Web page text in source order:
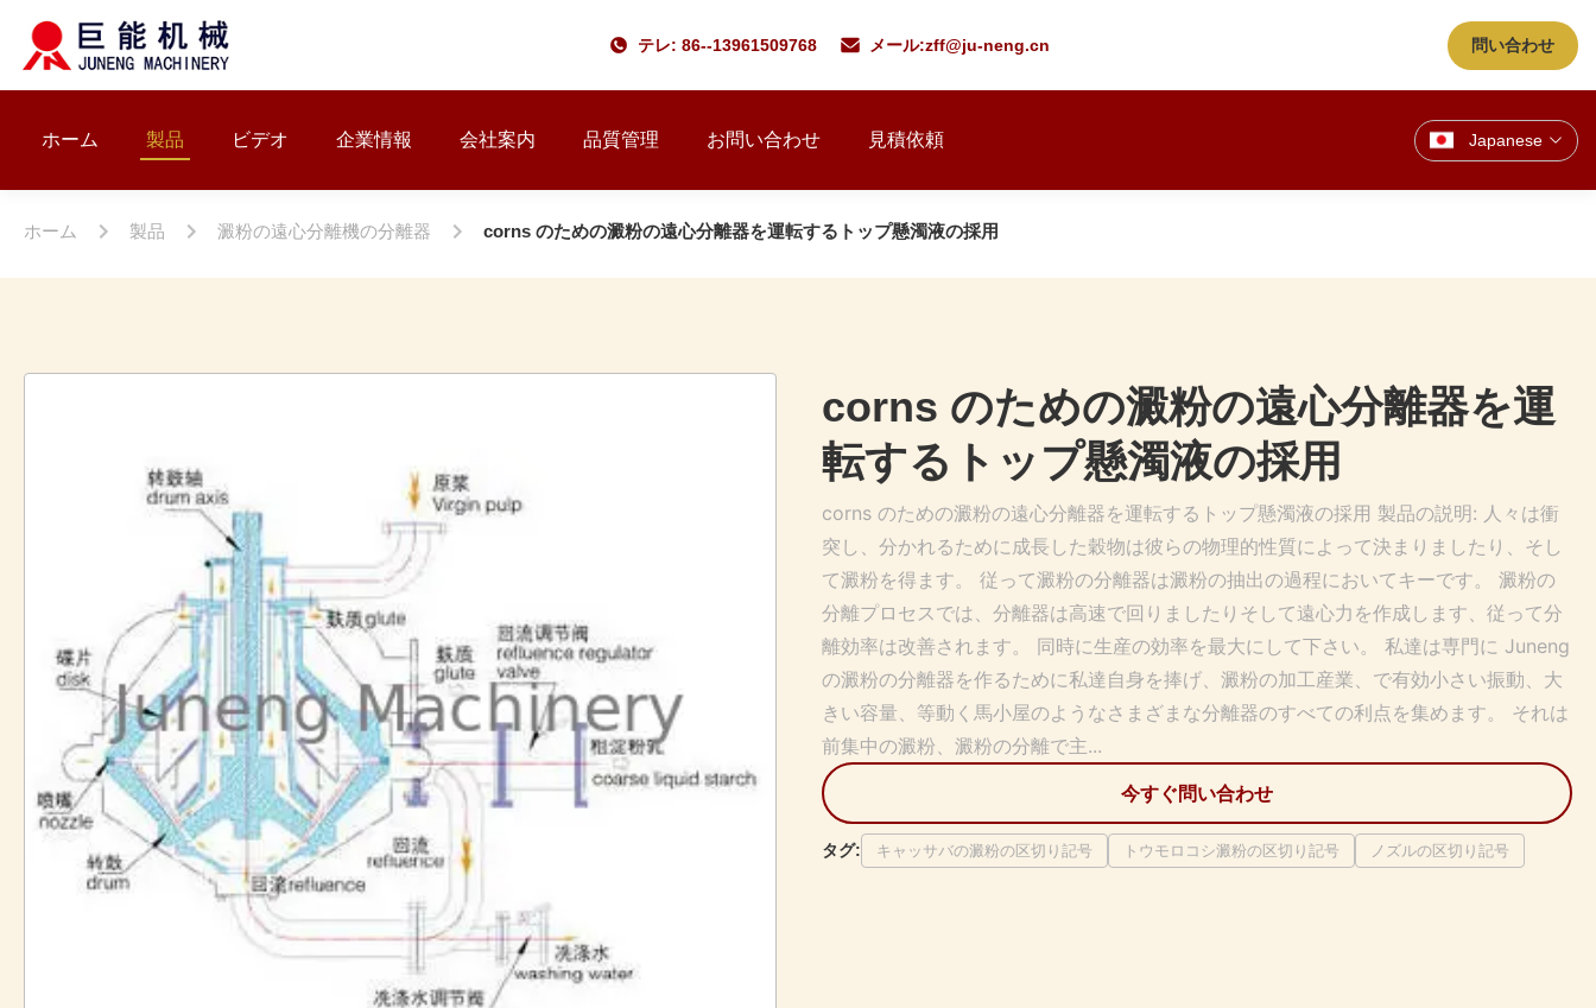
テレ: 86--13961509768 メール:zff@ju-neng.cn 問い合わせ
ホーム 製品 ビデオ 企業情報 会社案内 品質管理 お問い合わせ 見積依頼 Japanese
ホーム 製品 澱粉の遠心分離機の分離器 corns のための澱粉の遠心分離器を運転するトップ懸濁液の採用
corns のための澱粉の遠心分離器を運
転するトップ懸濁液の採用
corns のための澱粉の遠心分離器を運転するトップ懸濁液の採用 製品の説明: 人々は衝
突し、分かれるために成長した穀物は彼らの物理的性質によって決まりましたり、そし
て澱粉を得ます。 従って澱粉の分離器は澱粉の抽出の過程においてキーです。 澱粉の
分離プロセスでは、分離器は高速で回りましたりそして遠心力を作成します、従って分
離効率は改善されます。 同時に生産の効率を最大にして下さい。 私達は専門に Juneng
の澱粉の分離器を作るために私達自身を捧げ、澱粉の加工産業、で有効小さい振動、大
きい容量、等動く馬小屋のようなさまざまな分離器のすべての利点を集めます。 それは
前集中の澱粉、澱粉の分離で主...
今すぐ問い合わせ
タグ: キャッサバの澱粉の区切り記号 トウモロコシ澱粉の区切り記号 ノズルの区切り記号